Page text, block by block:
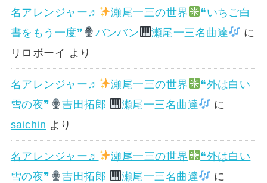
名アレンジャー♬ 瀬尾一三の世界
❝いちご白
書をもう一度❞
バンバン 瀬尾一三名曲達
に
リロボーイ より
名アレンジャー♬ 瀬尾一三の世界
❝外は白い
雪の夜❞
吉田拓郎 瀬尾一三名曲達
に
saichin より
名アレンジャー♬ 瀬尾一三の世界
❝外は白い
雪の夜❞
吉田拓郎 瀬尾一三名曲達
に